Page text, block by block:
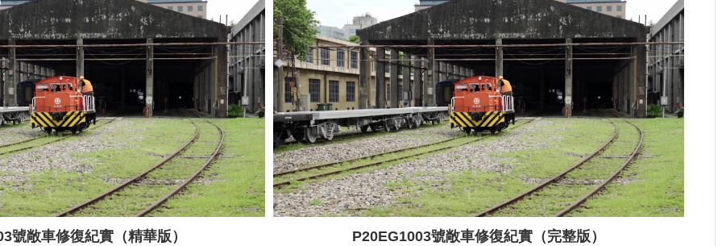
號敞車修復紀實（精華版） P20EG1003號敞車修復紀實（完整版）